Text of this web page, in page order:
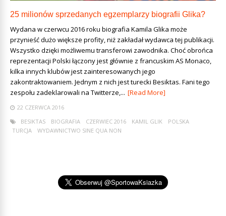
25 milionów sprzedanych egzemplarzy biografii Glika?
Wydana w czerwcu 2016 roku biografia Kamila Glika może
przynieść dużo większe profity, niż zakładał wydawca tej publikacji.
Wszystko dzięki możliwemu transferowi zawodnika. Choć obrońca
reprezentacji Polski łączony jest głównie z francuskim AS Monaco,
kilka innych klubów jest zainteresowanych jego
zakontraktowaniem. Jednym z nich jest turecki Besiktas. Fani tego
zespołu zadeklarowali na Twitterze,... [Read More]
22 CZERWCA 2016
BESIKTAS
BIOGRAFIA CZERWIEC 2016 KAMIL GLIK
POLSKA
TURCJA
WYDAWNICTWO SINE QUA NON